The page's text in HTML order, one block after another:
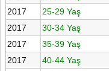
2017
25-29 Yaş
2017
30-34 Yaş
2017
35-39 Yaş
2017
40-44 Yaş